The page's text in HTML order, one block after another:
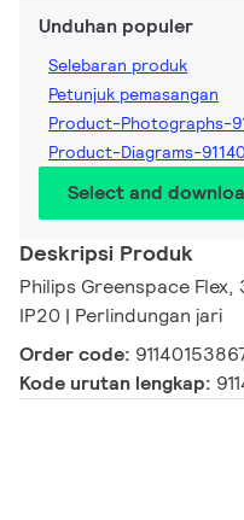
Unduhan populer
Selebaran produk
Petunjuk pemasangan
Product-Photographs-
Product-Diagrams-
Select and
Deskripsi Produk
Philips Greenspace
IP20 | Perlindungan jari
Order code:
Kode urutan lengkap: